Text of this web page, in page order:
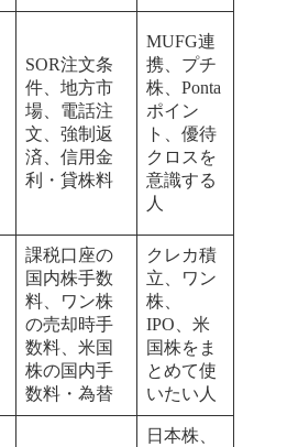
SOR注文条
件、地方市
場、電話注
文、強制返
済、信用金
利・貸株料
MUFG連
携、プチ
株、Ponta
ポイン
ト、優待
クロスを
意識する
人
課税口座の
国内株手数
料、ワン株
の売却時手
数料、米国
株の国内手
数料・為替
クレカ積
立、ワン
株、
IPO、米
国株をま
とめて使
いたい人
日本株、